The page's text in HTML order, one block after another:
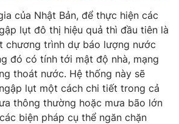
của Nhật Bản, để thực hiện các
lụt đô thị hiệu quả thì đầu tiên là
chương trình dự báo lượng nước
đó có tính tới mật độ nhà, mạng
thoát nước. Hệ thống này sẽ
lụt một cách chi tiết trong cả
thông thường hoặc mưa bão lớn
biện pháp cụ thể ngăn chặn